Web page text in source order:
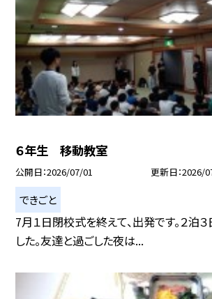
６年生 移動教室
公開日 2026/07/01 更新日 2026/
できごと
7月１日閉校式を終えて、出発です。２泊
した。友達と過ごした夜は...